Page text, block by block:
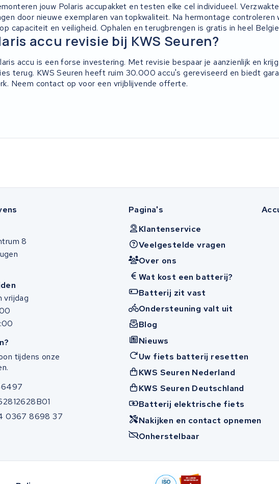
jouw Polaris accupakket en testen elke cel individueel. Verzwakte
door nieuwe exemplaren van topkwaliteit. Na hermontage controleren
capaciteit en veiligheid. Ophalen en terugbrengen is gratis in heel
accu revisie bij KWS Seuren?
accu is een forse investering. Met revisie bespaar je aanzienlijk en
terug. KWS Seuren heeft ruim 30.000 accu's gereviseerd en biedt
Neem contact op voor een vrijblijvende offerte.
8
vrijdag
tijdens onze
0367 8698 37
Pagina's
Klantenservice
Veelgestelde vragen
Over ons
Wat kost een batterij?
Batterij zit vast
Ondersteuning valt uit
Blog
Nieuws
Uw fiets batterij resetten
KWS Seuren Nederland
KWS Seuren Deutschland
Batterij elektrische fiets
Nakijken en contact opnemen
Onherstelbaar